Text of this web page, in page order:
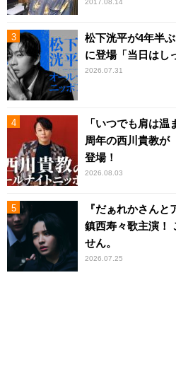
2017.08.14
松下洸平が4年半
に登場「当日はし
2026.07.31
「いつでも肩は
周年の西川貴教が
登場！
2026.08.03
『だぁれかさん
鎮西寿々歌主演！
せん。
2026.07.25